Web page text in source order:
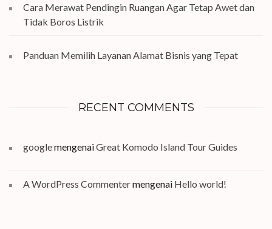
Cara Merawat Pendingin Ruangan Agar Tetap Awet dan
Tidak Boros Listrik
Panduan Memilih Layanan Alamat Bisnis yang Tepat
RECENT COMMENTS
googlemengenaiGreat Komodo Island Tour Guides
A WordPress Commentermengenai Hello world!